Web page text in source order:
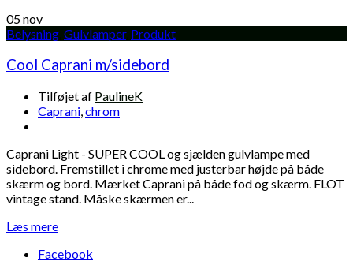
05nov
Belysning Gulvlamper, Produkt
Cool Caprani m/sidebord
Tilføjet af PaulineK
Caprani chrom
Caprani Light - SUPER COOL og sjælden gulvlampe med
sidebord. Fremstillet i chrome med justerbar højde på både
skærm og bord. Mærket Caprani på både fod og skærm. FLOT
vintage stand. Måske skærmen er...
Læs mere
Facebook